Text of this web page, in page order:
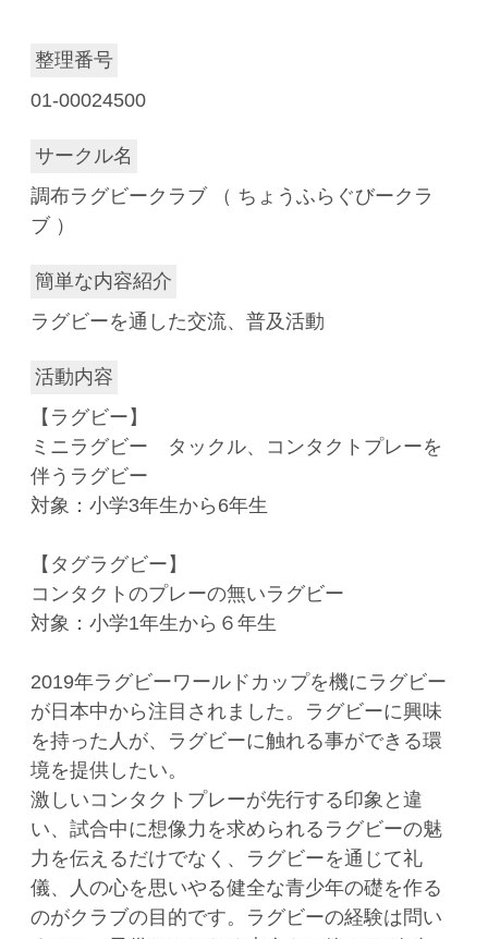
整理番号
01-00024500
サークル名
調布ラグビークラブ （ ちょうふらぐびークラ
ブ ）
簡単な内容紹介
ラグビーを通した交流、普及活動
活動内容
【ラグビー】
ミニラグビー タックル、コンタクトプレーを
伴うラグビー
対象：小学3年生から6年生
【タグラグビー】
コンタクトのプレーの無いラグビー
対象：小学1年生から６年生
2019年ラグビーワールドカップを機にラグビー
が日本中から注目されました。ラグビーに興味
を持った人が、ラグビーに触れる事ができる環
境を提供したい。
激しいコンタクトプレーが先行する印象と違
い、試合中に想像力を求められるラグビーの魅
力を伝えるだけでなく、ラグビーを通じて礼
儀、人の心を思いやる健全な青少年の礎を作る
のがクラブの目的です。ラグビーの経験は問い